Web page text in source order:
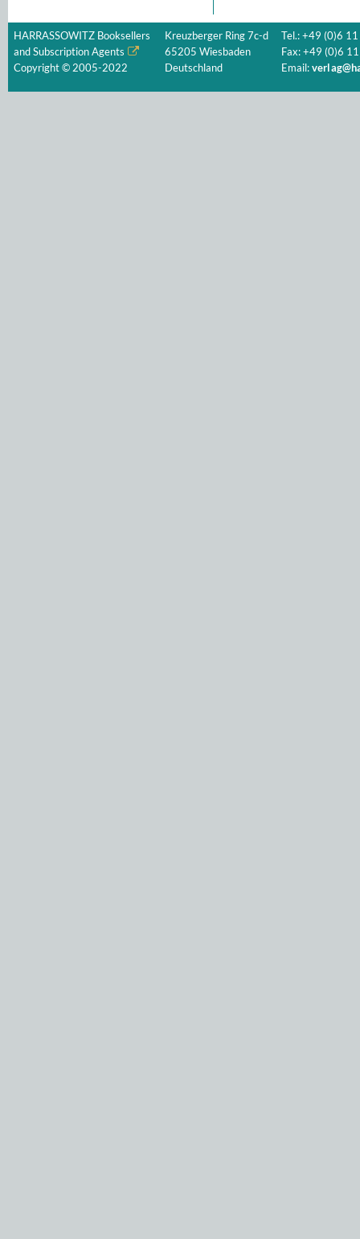
HARRASSOWITZ Booksellers
and Subscription Agents
Copyright © 2005-2022
Kreuzberger Ring 7c-d
65205 Wiesbaden
Deutschland
Tel.: +49 (0)6
Fax: +49 (0)6
Email: